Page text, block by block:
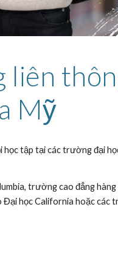
liên
Mỹ
tập tại các trường đại
trường cao đẳng
Đại học California hoặc